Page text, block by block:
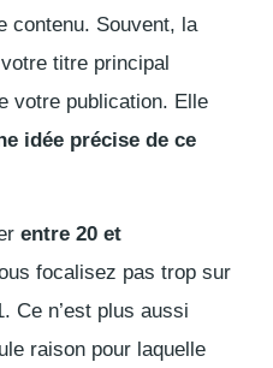
contenu. Souvent, la
titre principal
votre publication. Elle
idée précise de ce
entre 20 et
focalisez pas trop sur
Ce n’est plus aussi
raison pour laquelle